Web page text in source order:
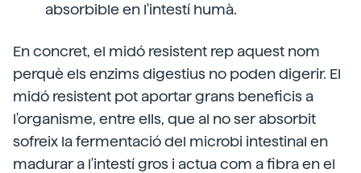
absorbible en l'intestí humà.
En concret, el midó resistent rep aquest nom
perquè els enzims digestius no poden digerir. El
midó resistent pot aportar grans beneficis a
l'organisme, entre ells, que al no ser absorbit
sofreix la fermentació del microbi intestinal en
madurar a l'intestí gros i actua com a fibra en el